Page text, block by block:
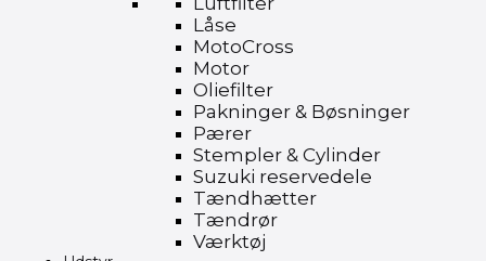
Låse
MotoCross
Motor
Oliefilter
Pakninger & Bøsninger
Pærer
Stempler & Cylinder
Suzuki reservedele
Tændhætter
Tændrør
Værktøj